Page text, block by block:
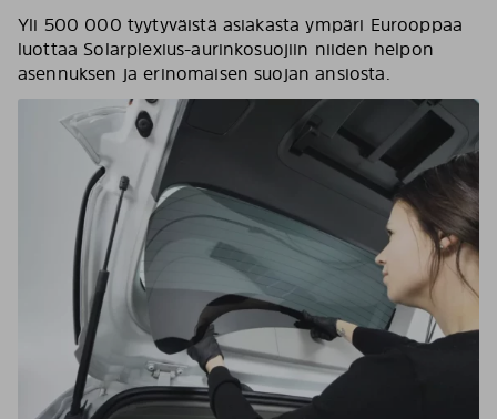
Yli 500 000 tyytyväistä asiakasta ympäri Eurooppaa
luottaa Solarplexius-aurinkosuojiin niiden helpon
asennuksen ja erinomaisen suojan ansiosta.